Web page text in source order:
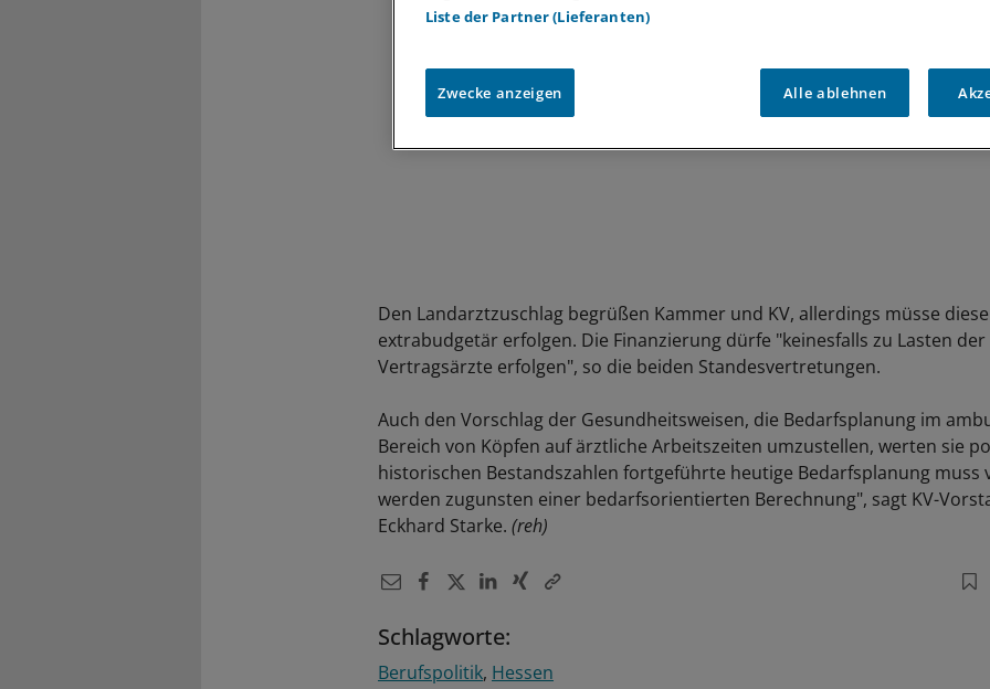
Den Landarztzuschlag begrüßen Kammer und KV, allerdings müsse
extrabudgetär erfolgen. Die Finanzierung dürfe "keinesfalls zu Lasten
Vertragsärzte erfolgen", so die beiden Standesvertretungen.
Auch den Vorschlag der Gesundheitsweisen, die Bedarfsplanung im
Bereich von Köpfen auf ärztliche Arbeitszeiten umzustellen, werten sie
historischen Bestandszahlen fortgeführte heutige Bedarfsplanung muss
werden zugunsten einer bedarfsorientierten Berechnung", sagt KV-
Eckhard Starke. (reh)
Schlagworte:
Berufspolitik Hessen
Liste der Partner (Lieferanten)
Zwecke anzeigen Alle ablehnen